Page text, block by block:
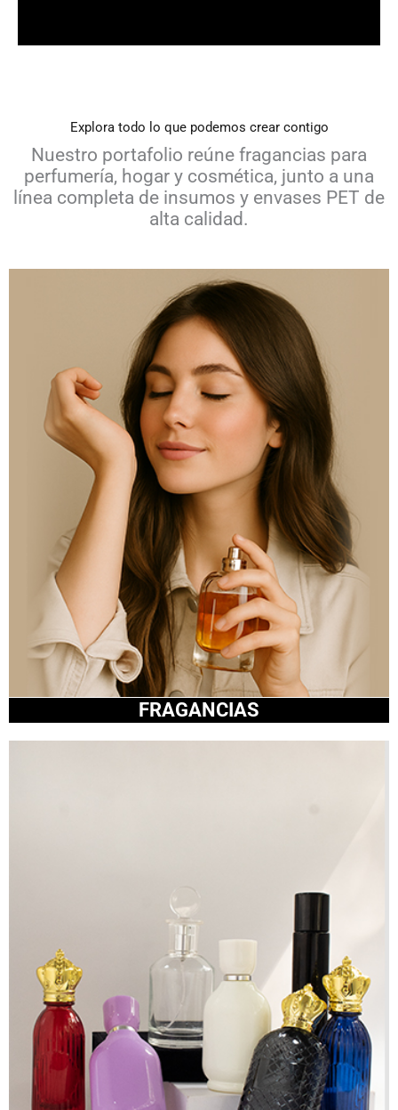
Explora todo lo que podemos crear contigo
Nuestro portafolio reúne fragancias para
perfumería, hogar y cosmética, junto a una
línea completa de insumos y envases PET de
alta calidad.
FRAGANCIAS